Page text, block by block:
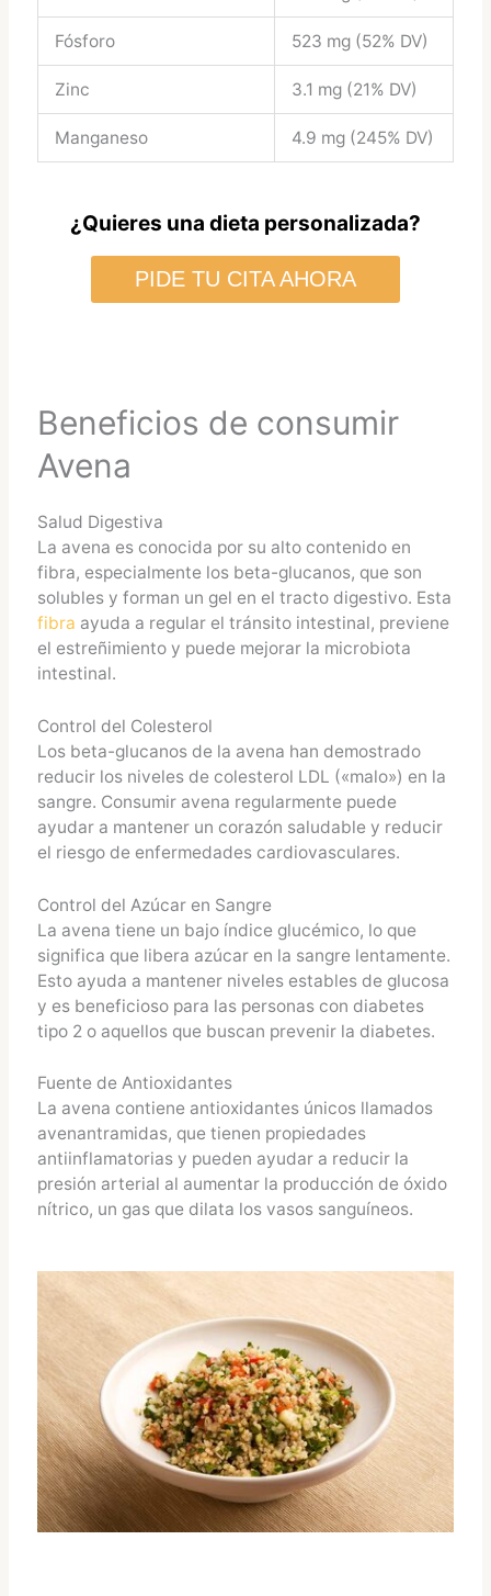
Fósforo 523 mg (52% DV)
Zinc 3.1 mg (21% DV)
Manganeso 4.9 mg (245% DV)
¿Quieres una dieta personalizada?
PIDE TU CITA AHORA
Beneficios de consumir
Avena
Salud Digestiva
La avena es conocida por su alto contenido en
fibra, especialmente los beta-glucanos, que son
solubles y forman un gel en el tracto digestivo. Esta
fibra ayuda a regular el tránsito intestinal, previene
el estreñimiento y puede mejorar la microbiota
intestinal.
Control del Colesterol
Los beta-glucanos de la avena han demostrado
reducir los niveles de colesterol LDL («malo») en la
sangre. Consumir avena regularmente puede
ayudar a mantener un corazón saludable y reducir
el riesgo de enfermedades cardiovasculares.
Control del Azúcar en Sangre
La avena tiene un bajo índice glucémico, lo que
significa que libera azúcar en la sangre lentamente.
Esto ayuda a mantener niveles estables de glucosa
y es beneficioso para las personas con diabetes
tipo 2 o aquellos que buscan prevenir la diabetes.
Fuente de Antioxidantes
La avena contiene antioxidantes únicos llamados
avenantramidas, que tienen propiedades
antiinflamatorias y pueden ayudar a reducir la
presión arterial al aumentar la producción de óxido
nítrico, un gas que dilata los vasos sanguíneos.